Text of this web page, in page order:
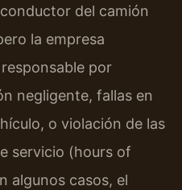
del camión
la empresa
por
negligente, fallas en
o violación de las
servicio (hours of
algunos casos, el